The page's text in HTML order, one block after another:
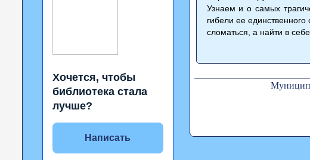
Хочется, чтобы
библиотека стала
лучше?
Написать
Узнаем и о самых
гибели ее
сломаться, а найти в